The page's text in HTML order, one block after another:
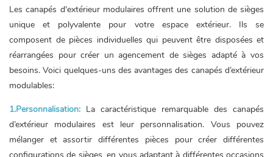
Les canapés d'extérieur modulaires offrent une solution de sièges
unique et polyvalente pour votre espace extérieur. Ils se
composent de pièces individuelles qui peuvent être disposées et
réarrangées pour créer un agencement de sièges adapté à vos
besoins. Voici quelques-uns des avantages des canapés d’extérieur
modulables:
1.Personnalisation: La caractéristique remarquable des canapés
d’extérieur modulaires est leur personnalisation. Vous pouvez
mélanger et assortir différentes pièces pour créer différentes